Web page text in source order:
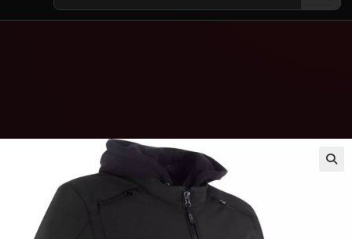
-23%